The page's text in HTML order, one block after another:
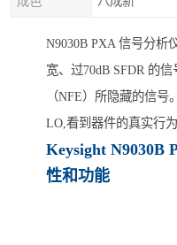
N9030B PXA 信号分析
宽、过70dB SFDR 的
（NFE）所隐藏的信
LO,看到器件的真实行
Keysight N9030B
性和功能